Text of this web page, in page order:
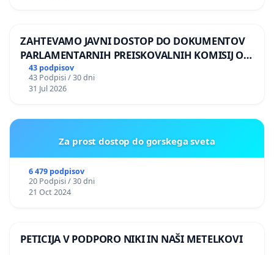
ZAHTEVAMO JAVNI DOSTOP DO DOKUMENTOV
PARLAMENTARNIH PREISKOVALNIH KOMISIJ O
ILEGALNI TRGOVINI Z OROŽJEM
43 podpisov
43 Podpisi / 30 dni
31 Jul 2026
Za prost dostop do gorskega sveta
6 479 podpisov
20 Podpisi / 30 dni
21 Oct 2024
PETICIJA V PODPORO NIKI IN NAŠI METELKOVI